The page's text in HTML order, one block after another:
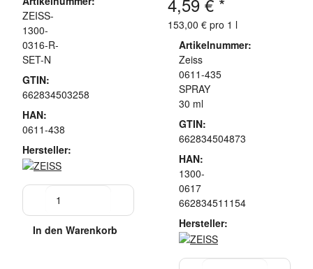
ZEISS-
1300-
0316-R-
SET-N
GTIN:
662834503258
HAN:
0611-438
Hersteller:
In den Warenkorb
153,00 € pro 1 l
Artikelnummer:
Zeiss
0611-435
SPRAY
30 ml
GTIN:
662834504873
HAN:
1300-
0617
662834511154
Hersteller: